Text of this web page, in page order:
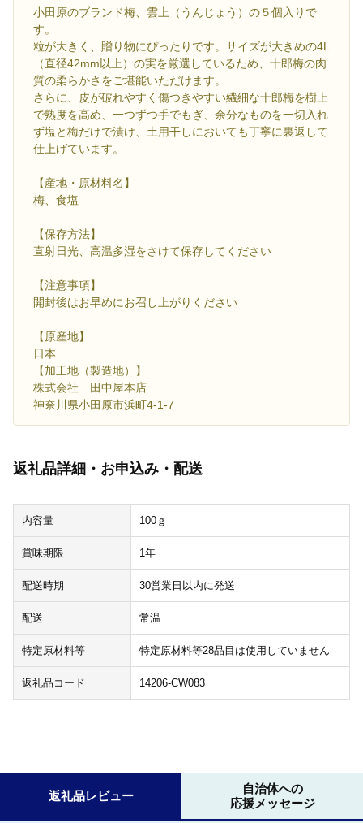
小田原のブランド梅、雲上（うんじょう）の５個入りで
す。
粒が大きく、贈り物にぴったりです。サイズが大きめの4L
（直径42mm以上）の実を厳選しているため、十郎梅の肉
質の柔らかさをご堪能いただけます。
さらに、皮が破れやすく傷つきやすい繊細な十郎梅を樹上
で熟度を高め、一つずつ手でもぎ、余分なものを一切入れ
ず塩と梅だけで漬け、土用干しにおいても丁寧に裏返して
仕上げています。
【産地・原材料名】
梅、食塩
【保存方法】
直射日光、高温多湿をさけて保存してください
【注意事項】
開封後はお早めにお召し上がりください
【原産地】
日本
【加工地（製造地）】
株式会社 田中屋本店
神奈川県小田原市浜町4-1-7
返礼品詳細・お申込み・配送
内容量 100ｇ
賞味期限 1年
配送時期 30営業日以内に発送
配送 常温
特定原材料等 特定原材料等28品目は使用していません
返礼品コード 14206-CW083
返礼品レビュー
自治体への
応援メッセージ